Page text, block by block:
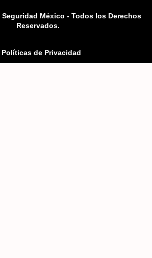
México - Todos los Derechos
Reservados.
de Privacidad